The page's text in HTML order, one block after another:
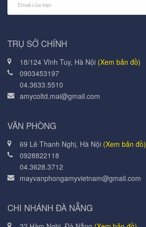
TRỤ SỞ CHÍNH
18/124 Vĩnh Tuy, Hà Nội (Xem bản đồ)
0903453197
04.3633.5510
amycoltd.mai@gmail.com
VĂN PHÒNG
69 Lê Thanh Nghị, Hà Nội (Xem bản đồ)
0928822118
04.3628.3712
mayvanphongamyvietnam@gmail.com
CHI NHÁNH ĐÀ NẴNG